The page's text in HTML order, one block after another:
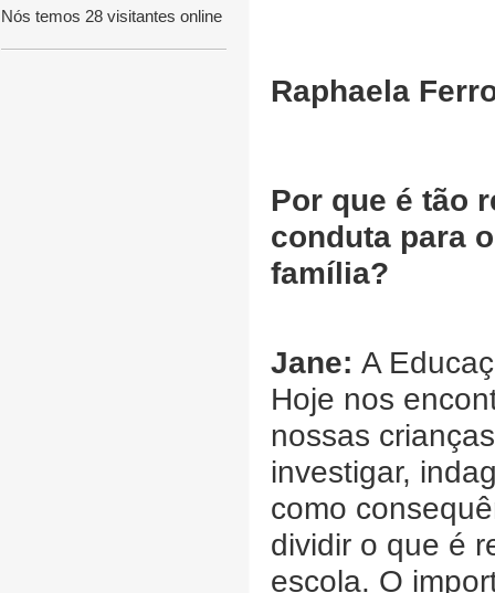
Raphaela
Por que é tão
conduta para
família?
Jane:A
Hoje nos
nossas
investigar,
como
dividir o que é
escola. O
Nós temos 28 visitantes online